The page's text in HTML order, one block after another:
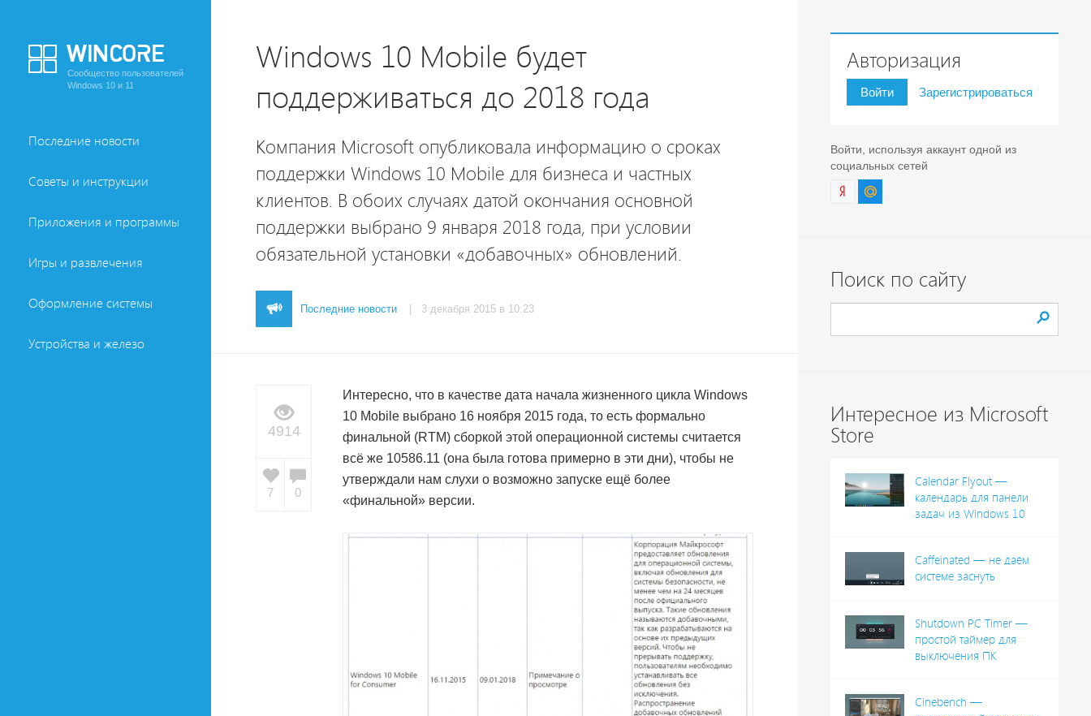
Сообщество пользователей
Windows 10 и 11
Последние новости
Советы и инструкции
Приложения и программы
Игры и развлечения
Оформление системы
Устройства и железо
Windows 10 Mobile будет
поддерживаться до 2018 года
Компания Microsoft опубликовала информацию о сроках
поддержки Windows 10 Mobile для бизнеса и частных
клиентов. В обоих случаях датой окончания основной
поддержки выбрано 9 января 2018 года, при условии
обязательной установки «добавочных» обновлений.
Последние новости | 3 декабря 2015 в 10:23
4914
7 0
Интересно, что в качестве дата начала жизненного цикла Windows
10 Mobile выбрано 16 ноября 2015 года, то есть формально
финальной (RTM) сборкой этой операционной системы считается
всё же 10586.11 (она была готова примерно в эти дни), чтобы не
утверждали нам слухи о возможно запуске ещё более
«финальной» версии.
Авторизация
Войти Зарегистрироваться
Войти, используя аккаунт одной из
социальных сетей
Поиск по сайту
Интересное из Microsoft
Store
Calendar Flyout —
календарь для панели
задач из Windows 10
Caffeinated — не даём
системе заснуть
Shutdown PC Timer —
простой таймер для
выключения ПК
Cinebench —